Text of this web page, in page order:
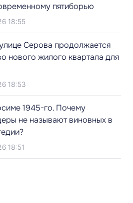
пятиборью
18:55
Серова продолжается
нового жилого квартала для
18:53
1945-го. Почему
не называют виновных в
18:51